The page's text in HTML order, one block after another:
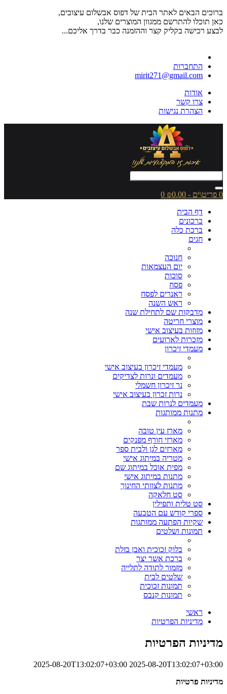
ברוכים הבאים לאתר הבית של דפוס אבשלום עיצובים,
כאן תוכלו להתרשם ממגוון המוצרים שלנו,
לבצע רכישה בקליק קצר וההזמנה כבר בדרך אליכם...
התחברות
mirit271@gmail.com
אודות
צרו קשר
הצהרת נגישות
0 פריט\ים - ₪0.00
0
דף הבית
ברכונים
ברכת כלה
חגים
חנוכה
יום העצמאות
סוכות
פסח
ראנרים לפסח
ראש השנה
מדבקות שם לתחילת שנה
מוצרי חריטה
מזוזות בעיצוב אישי
מזכרות לארועים
מעמדי זיכרון
מעמדי זיכרון בעיצוב אישי
מעמדים ונרות לצדיקים
נר זיכרון חשמלי
נרות זכרון בעיצוב אישי
מעמדים לנרות שבת
מתנות ממותגות
מארז עין טובה
מארזי חורף מפנקים
מארזים לגן ולבית ספר
מטריה במיתוג אישי
מפית אוכל במיתוג שם
מתנות במיתוג אישי
מתנות לצוותי החינוך
סט חלאקה
סט טלית ותפילין
ספרי קודש עם הטבעה
שקיות הפתעה ממותגות
תמונות ושלטים
בלוק זכוכית ואבן בזלת
ברכת אשר יצר
מזמור לתודה לתלייה
שלטים לבית
תמונות זכוכית
תמונות קנבס
ראשי
מדיניות הפרטיות
מדיניות הפרטיות
2025-08-20T13:02:07+03:00 2025-08-20T13:02:07+03:00
מדיניות פרטיות